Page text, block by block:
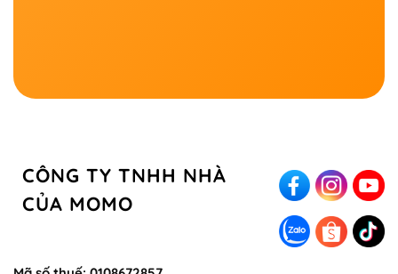
CÔNG TY TNHH NHÀ
CỦA MOMO